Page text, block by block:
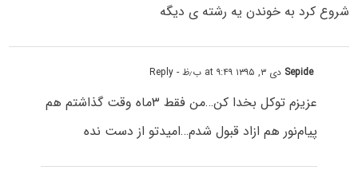
شروع کرد به خوندن یه رشته ی دیگه
Sepide دی ۳, ۱۳۹۵ at ۹:۴۹ ب٫ظ - Reply
عزیزم توکل بخدا کن…من فقط ۳ماه وقت گذاشتم هم
پیام‌نور هم ازاد قبول شدم…امیدتو از دست نده